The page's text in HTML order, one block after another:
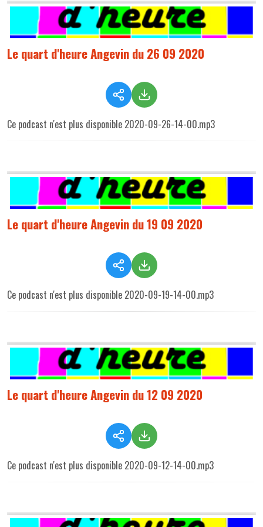
Le quart d'heure Angevin du 26 09 2020
Ce podcast n'est plus disponible 2020-09-26-14-00.mp3
Le quart d'heure Angevin du 19 09 2020
Ce podcast n'est plus disponible 2020-09-19-14-00.mp3
Le quart d'heure Angevin du 12 09 2020
Ce podcast n'est plus disponible 2020-09-12-14-00.mp3